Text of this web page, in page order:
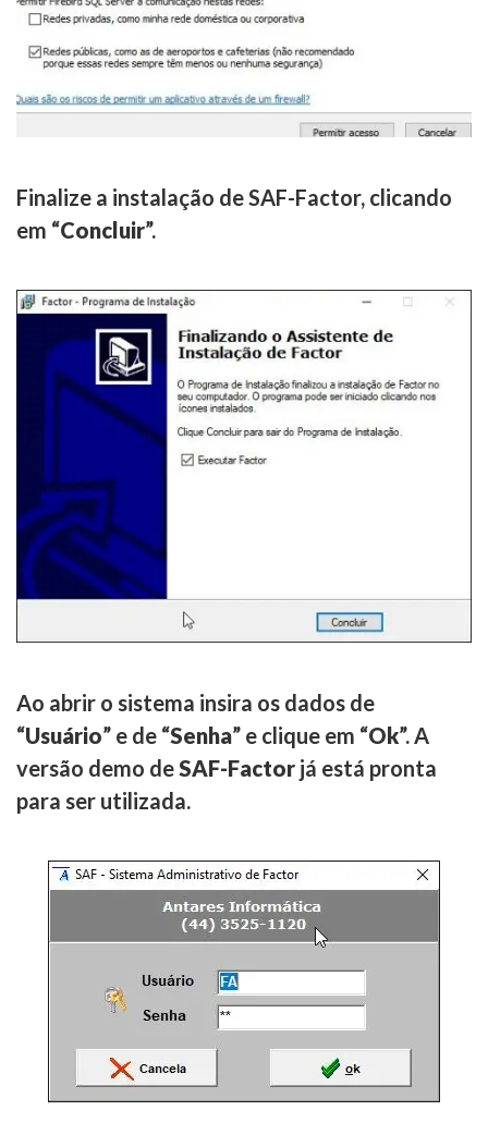
Finalize a instalação de SAF-Factor, clicando
em “Concluir”.
Ao abrir o sistema insira os dados de
“Usuário” e de “Senha” e clique em “Ok”. A
versão demo deSAF-Factor já está pronta
para ser utilizada.